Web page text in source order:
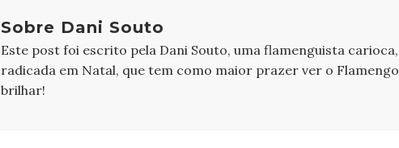
Sobre Dani Souto
Este post foi escrito pela Dani Souto, uma flamenguista carioca,
radicada em Natal, que tem como maior prazer ver o Flamengo
brilhar!